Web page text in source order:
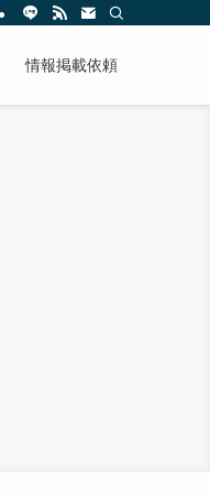
情報掲載依頼